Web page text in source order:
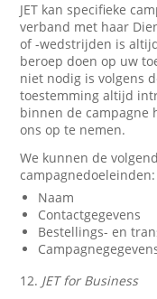
JET kan specifieke
verband met haar
of -wedstrijden is
beroep doen op uw
niet nodig is volgens
toestemming altijd
binnen de campagne
ons op te nemen.
We kunnen de
campagnedoeleinden:
Naam
Contactgegevens
Bestellings- en
12. JET for Business